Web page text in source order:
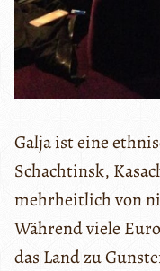
Galja ist eine
Schachtinsk,
mehrheitlich von
Während viele
das Land zu